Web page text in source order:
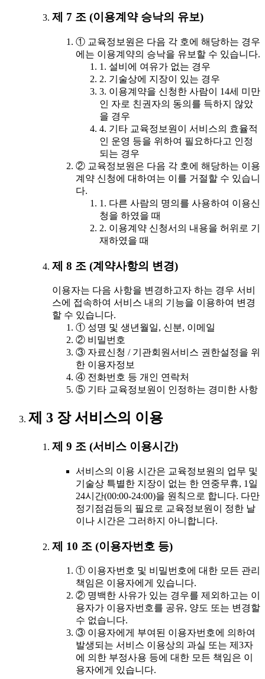
제 7 조 (이용계약 승낙의 유보)
① 교육정보원은 다음 각 호에 해당하는 경우
에는 이용계약의 승낙을 유보할 수 있습니다.
1. 설비에 여유가 없는 경우
2. 기술상에 지장이 있는 경우
3. 이용계약을 신청한 사람이 14세 미만
인 자로 친권자의 동의를 득하지 않았
을 경우
4. 기타 교육정보원이 서비스의 효율적
인 운영 등을 위하여 필요하다고 인정
되는 경우
② 교육정보원은 다음 각 호에 해당하는 이용
계약 신청에 대하여는 이를 거절할 수 있습니
다.
1. 다른 사람의 명의를 사용하여 이용신
청을 하였을 때
2. 이용계약 신청서의 내용을 허위로 기
재하였을 때
제 8 조 (계약사항의 변경)
이용자는 다음 사항을 변경하고자 하는 경우 서비
스에 접속하여 서비스 내의 기능을 이용하여 변경
할 수 있습니다.
① 성명 및 생년월일, 신분, 이메일
② 비밀번호
③ 자료신청 / 기관회원서비스 권한설정을 위
한 이용자정보
④ 전화번호 등 개인 연락처
⑤ 기타 교육정보원이 인정하는 경미한 사항
제 3 장 서비스의 이용
제 9 조 (서비스 이용시간)
서비스의 이용 시간은 교육정보원의 업무 및
기술상 특별한 지장이 없는 한 연중무휴, 1일
24시간(00:00-24:00)을 원칙으로 합니다. 다만
정기점검등의 필요로 교육정보원이 정한 날
이나 시간은 그러하지 아니합니다.
제 10 조 (이용자번호 등)
① 이용자번호 및 비밀번호에 대한 모든 관리
책임은 이용자에게 있습니다.
② 명백한 사유가 있는 경우를 제외하고는 이
용자가 이용자번호를 공유, 양도 또는 변경할
수 없습니다.
③ 이용자에게 부여된 이용자번호에 의하여
발생되는 서비스 이용상의 과실 또는 제3자
에 의한 부정사용 등에 대한 모든 책임은 이
용자에게 있습니다.